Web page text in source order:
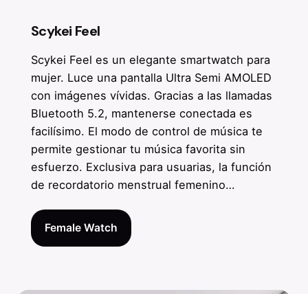
Scykei Feel
Scykei Feel es un elegante smartwatch para
mujer. Luce una pantalla Ultra Semi AMOLED
con imágenes vívidas. Gracias a las llamadas
Bluetooth 5.2, mantenerse conectada es
facilísimo. El modo de control de música te
permite gestionar tu música favorita sin
esfuerzo. Exclusiva para usuarias, la función
de recordatorio menstrual femenino…
Female Watch